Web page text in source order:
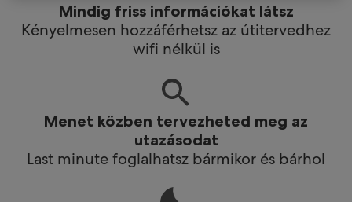
Mindig friss információkat látsz
Kényelmesen hozzáférhetsz az útitervedhez
wifi nélkül is
Menet közben tervezheted meg az
utazásodat
Last minute foglalhatsz bármikor és bárhol